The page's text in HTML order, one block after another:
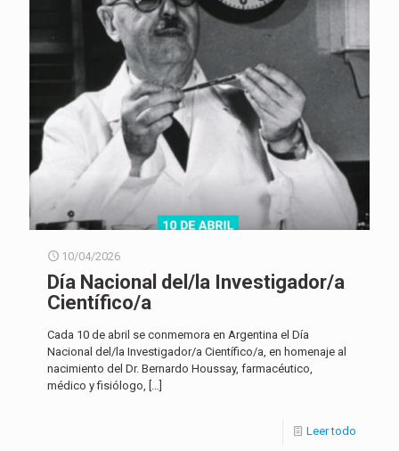
10/04/2026
Día Nacional del/la Investigador/a
Científico/a
Cada 10 de abril se conmemora en Argentina el Día
Nacional del/la Investigador/a Científico/a, en homenaje al
nacimiento del Dr. Bernardo Houssay, farmacéutico,
médico y fisiólogo, […]
Leer todo